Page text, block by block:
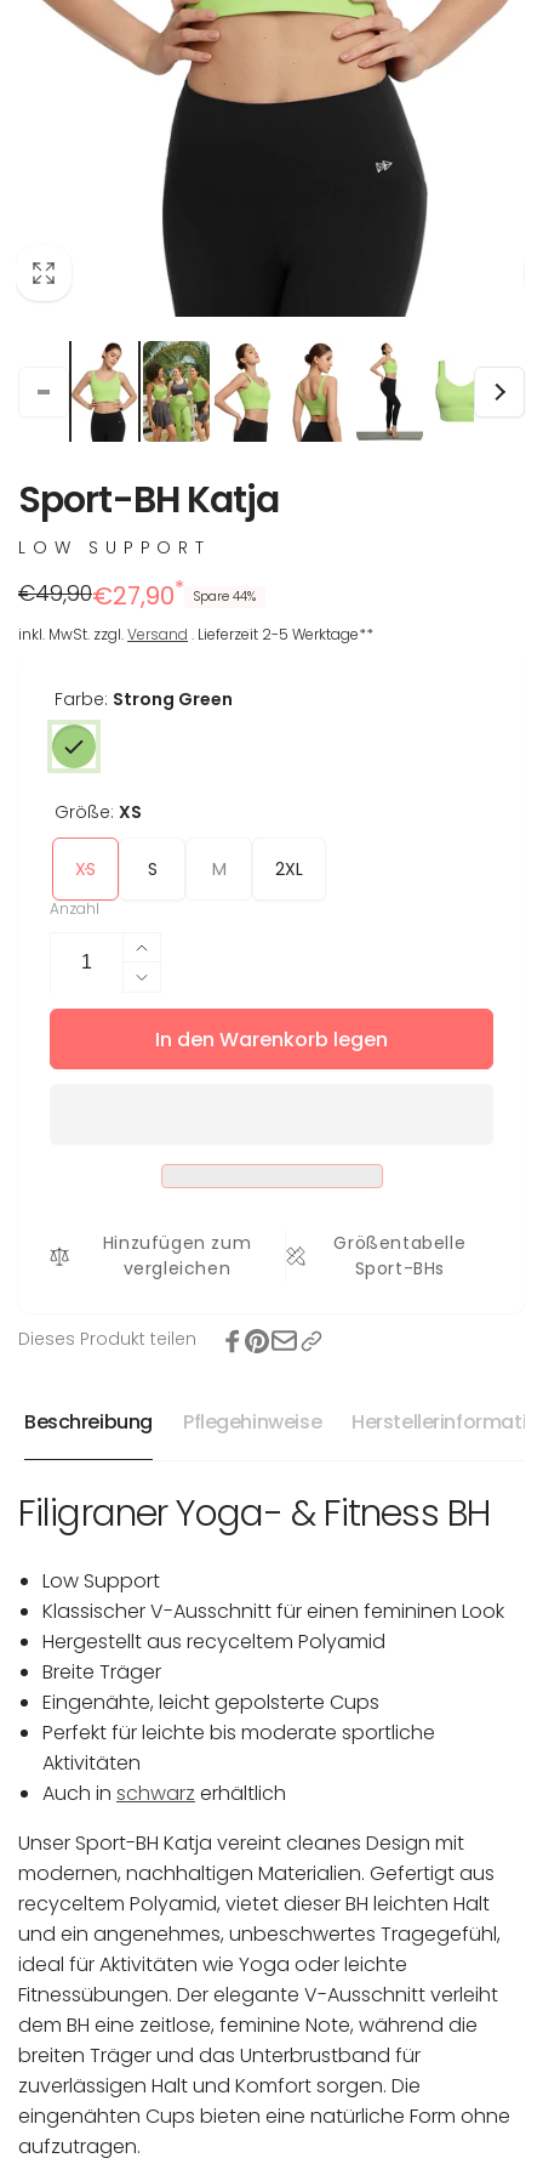
Sport-BH Katja
LOW SUPPORT
Regulärer
Preis
€49,90
Reduzierter
Preis
€27,90* Spare 44%
inkl. MwSt. zzgl.Versand . Lieferzeit 2-5 Werktage**
Farbe: Strong Green
Größe: XS
XS S M 2XL
Anzahl
Erhöhe
die
Menge
für
Verringere
die
Menge
für
In den Warenkorb legen
Hinzufügen zum
vergleichen
Größentabelle
Sport-BHs
Dieses Produkt teilen
Beschreibung Pflegehinweise
Filigraner Yoga- & Fitness BH
Low Support
Klassischer V-Ausschnitt für einen femininen Look
Hergestellt aus recyceltem Polyamid
Breite Träger
Eingenähte, leicht gepolsterte Cups
Perfekt für leichte bis moderate sportliche
Aktivitäten
Auch in schwarz erhältlich
Unser Sport-BH Katja vereint cleanes Design mit
modernen, nachhaltigen Materialien. Gefertigt aus
recyceltem Polyamid, vietet dieser BH leichten Halt
und ein angenehmes, unbeschwertes Tragegefühl,
ideal für Aktivitäten wie Yoga oder leichte
Fitnessübungen. Der elegante V-Ausschnitt verleiht
dem BH eine zeitlose, feminine Note, während die
breiten Träger und das Unterbrustband für
zuverlässigen Halt und Komfort sorgen. Die
eingenähten Cups bieten eine natürliche Form ohne
aufzutragen.